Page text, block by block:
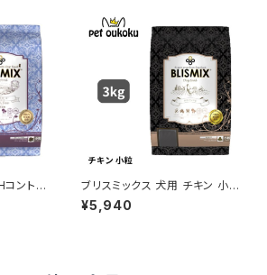
ントロ
ン 小粒
ブリスミックス 犬用 チキン 小粒
3kg
¥5,940